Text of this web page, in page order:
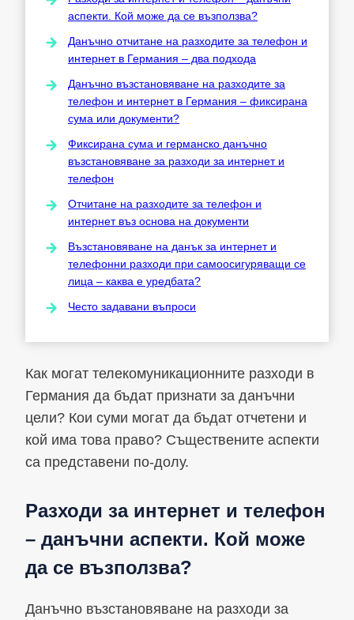
аспекти. Кой може да се възползва?
Данъчно отчитане на разходите за телефон и
интернет в Германия – два подхода
Данъчно възстановяване на разходите за
телефон и интернет в Германия – фиксирана
сума или документи?
Фиксирана сума и германско данъчно
възстановяване за разходи за интернет и
телефон
Отчитане на разходите за телефон и
интернет въз основа на документи
Възстановяване на данък за интернет и
телефонни разходи при самоосигуряващи се
лица – каква е уредбата?
Често задавани въпроси
Как могат телекомуникационните разходи в
Германия да бъдат признати за данъчни
цели? Кои суми могат да бъдат отчетени и
кой има това право? Съществените аспекти
са представени по-долу.
Разходи за интернет и телефон
– данъчни аспекти. Кой може
да се възползва?
Данъчно възстановяване на разходи за